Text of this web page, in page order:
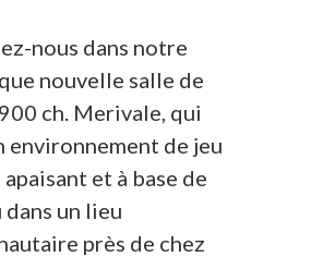
nous dans notre
nouvelle salle de
ch. Merivale, qui
environnement de jeu
et à base de
dans un lieu
près de chez